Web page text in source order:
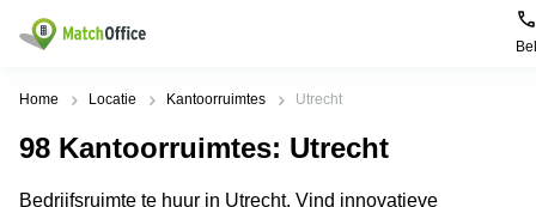
Bel
Huren / Verhuren
Productpagina's
Populaire
Populaire
Help
Home Locatie Kantoorruimtes Utrecht
98 Kantoorruimtes: Utrecht
Bedrijfsruimte te huur in Utrecht. Vind innovatieve